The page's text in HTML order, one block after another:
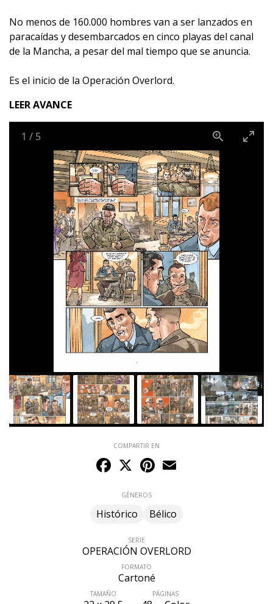
No menos de 160.000 hombres van a ser lanzados en
paracaídas y desembarcados en cinco playas del canal
de la Mancha, a pesar del mal tiempo que se anuncia.
Es el inicio de la Operación Overlord.
LEER AVANCE
1 / 5
COMPARTIR EN
Facebook
X Pinterest
GÉNEROS
Histórico Bélico
SERIE
OPERACIÓN OVERLORD
FORMATO
Cartoné
TAMAÑO PÁGINAS